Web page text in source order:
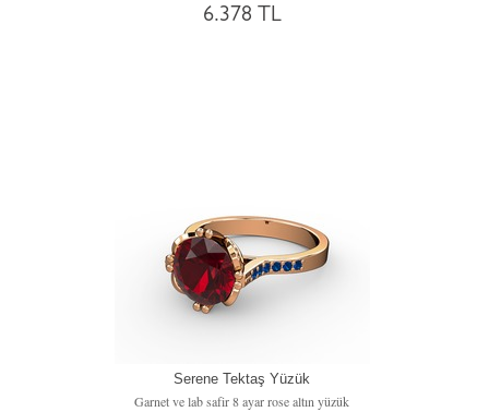
6.378 TL
Serene Tektaş Yüzük
Garnet ve lab safir 8 ayar rose altın yüzük